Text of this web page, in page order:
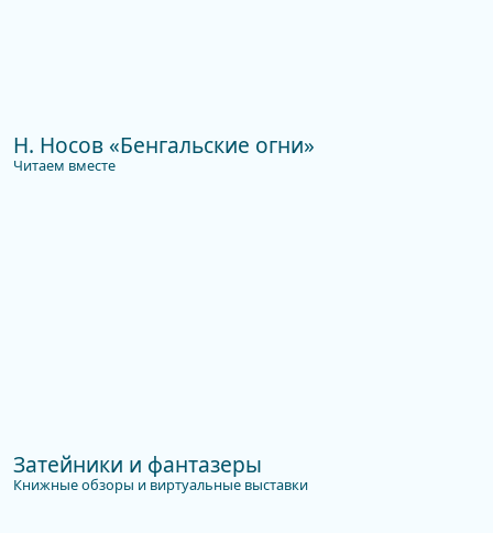
Н. Носов «Бенгальские огни»
Читаем вместе
Затейники и фантазеры
Книжные обзоры и виртуальные выставки